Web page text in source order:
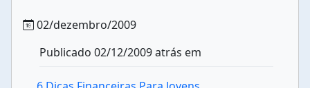
02/dezembro/2009
Publicado 02/12/2009 atrás em